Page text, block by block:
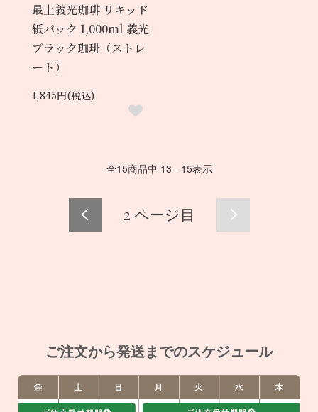
最上義光珈琲 リキッド
紙パック 1,000ml 義光
ブラック珈琲（ストレ
ート）
1,845円(税込)
全15商品中 13 - 15表示
2 ページ目
ご注文から発送までのスケジュール